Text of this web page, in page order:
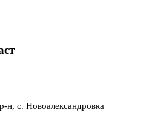
н, с. Новоалександровка